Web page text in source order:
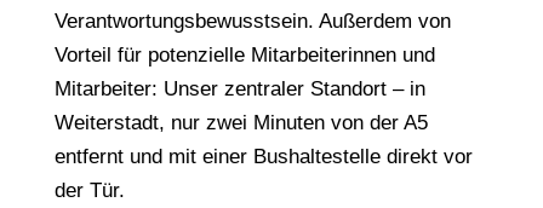
Verantwortungsbewusstsein. Außerdem von
Vorteil für potenzielle Mitarbeiterinnen und
Mitarbeiter: Unser zentraler Standort – in
Weiterstadt, nur zwei Minuten von der A5
entfernt und mit einer Bushaltestelle direkt vor
der Tür.